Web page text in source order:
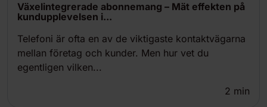
Växelintegrerade abonnemang – Mät effekten på
kundupplevelsen i...
Telefoni är ofta en av de viktigaste kontaktvägarna
mellan företag och kunder. Men hur vet du
egentligen vilken...
2 min